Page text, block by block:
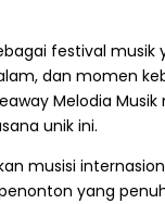
festival musik
dan momen
Melodia
unik ini.
musisi
yang